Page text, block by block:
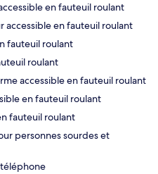
en fauteuil roulant
accessible en fauteuil roulant
fauteuil roulant
roulant
accessible en fauteuil roulant
en fauteuil roulant
fauteuil roulant
personnes sourdes et